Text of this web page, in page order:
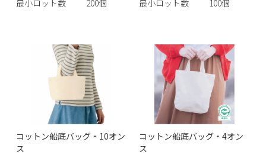
最小ロット数
200個
最小ロット数
100個
コットン船底バッグ・10オン
ス
コットン船底バッグ・4オン
ス